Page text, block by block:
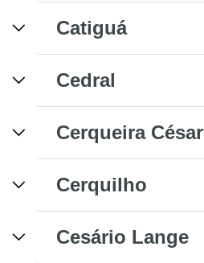
Catiguá
Cedral
Cerqueira César
Cerquilho
Cesário Lange